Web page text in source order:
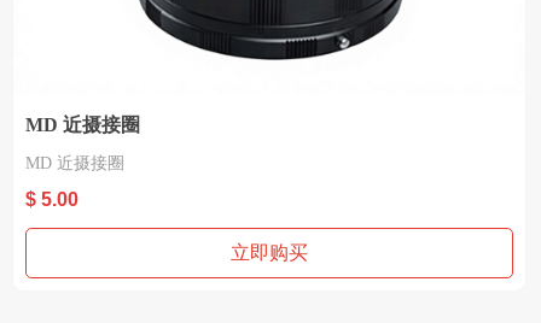
MD 近摄接圈
MD 近摄接圈
$ 5.00
立即购买